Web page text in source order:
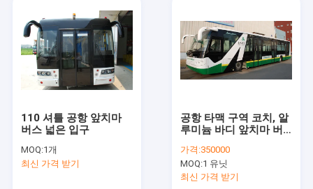
110 셔틀 공항 앞치마
버스 넓은 입구
MOQ:1개
최신 가격 받기
공항 타맥 구역 코치, 알
루미늄 바디 앞치마 버
가격:350000
MOQ:1 유닛
최신 가격 받기